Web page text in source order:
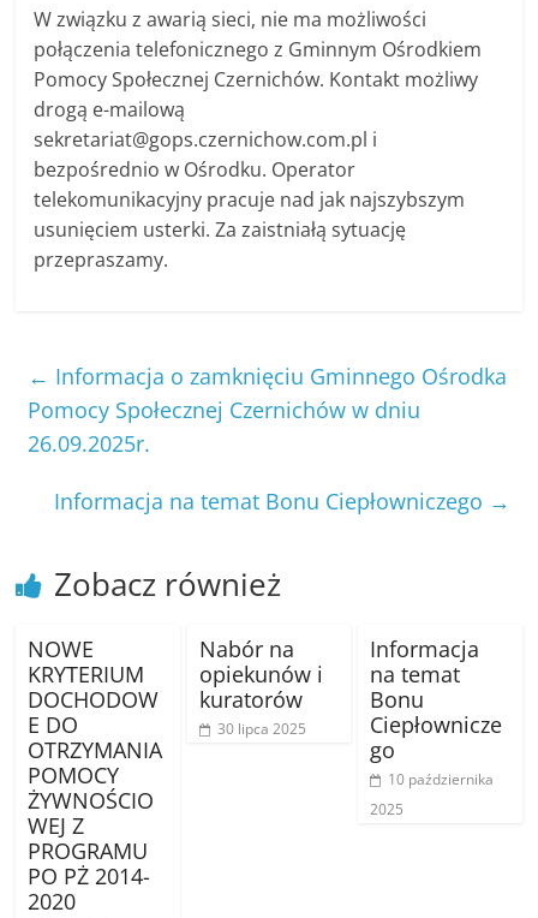
W związku z awarią sieci, nie ma możliwości
połączenia telefonicznego z Gminnym Ośrodkiem
Pomocy Społecznej Czernichów. Kontakt możliwy
drogą e-mailową
sekretariat@gops.czernichow.com.pl i
bezpośrednio w Ośrodku. Operator
telekomunikacyjny pracuje nad jak najszybszym
usunięciem usterki. Za zaistniałą sytuację
przepraszamy.
← Informacja o zamknięciu Gminnego Ośrodka
Pomocy Społecznej Czernichów w dniu
26.09.2025r.
Informacja na temat Bonu Ciepłowniczego →
Zobacz również
NOWE
KRYTERIUM
DOCHODOW
E DO
OTRZYMANIA
POMOCY
ŻYWNOŚCIO
WEJ Z
PROGRAMU
PO PŻ 2014-
2020
Nabór na
opiekunów i
kuratorów
30 lipca 2025
Informacja
na temat
Bonu
Ciepłownicze
go
10 października
2025